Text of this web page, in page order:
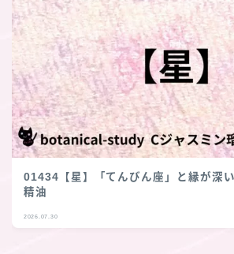
01434【星】「てんびん座」と縁が深
精油
2026.07.30